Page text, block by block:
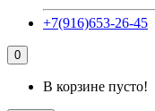
+7(916)653-26-45
0
В корзине пусто!